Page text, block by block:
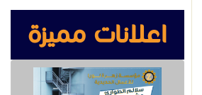
اعلانات مميزة